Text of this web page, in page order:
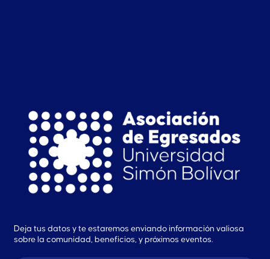
Deja tus datos y te estaremos enviando información valiosa
sobre la comunidad, beneficios, y próximos eventos.